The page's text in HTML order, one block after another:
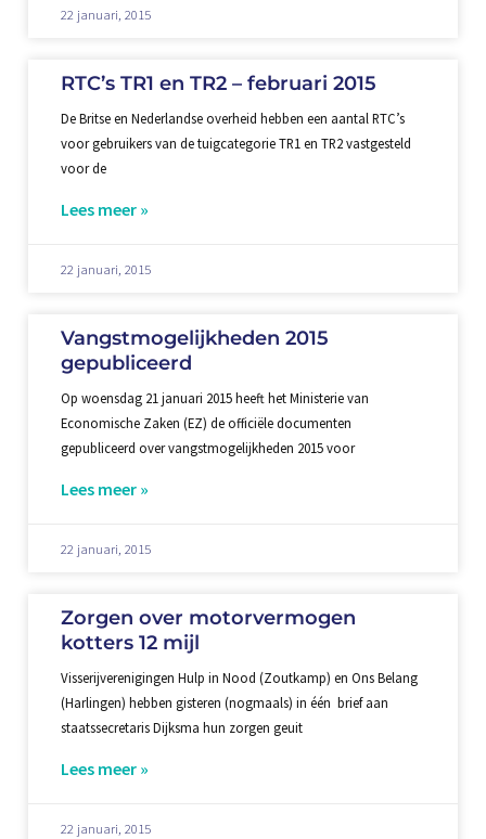
22 januari, 2015
RTC’s TR1 en TR2 – februari 2015
De Britse en Nederlandse overheid hebben een aantal RTC’s
voor gebruikers van de tuigcategorie TR1 en TR2 vastgesteld
voor de
Lees meer »
22 januari, 2015
Vangstmogelijkheden 2015
gepubliceerd
Op woensdag 21 januari 2015 heeft het Ministerie van
Economische Zaken (EZ) de officiële documenten
gepubliceerd over vangstmogelijkheden 2015 voor
Lees meer »
22 januari, 2015
Zorgen over motorvermogen
kotters 12 mijl
Visserijverenigingen Hulp in Nood (Zoutkamp) en Ons Belang
(Harlingen) hebben gisteren (nogmaals) in één brief aan
staatssecretaris Dijksma hun zorgen geuit
Lees meer »
22 januari, 2015